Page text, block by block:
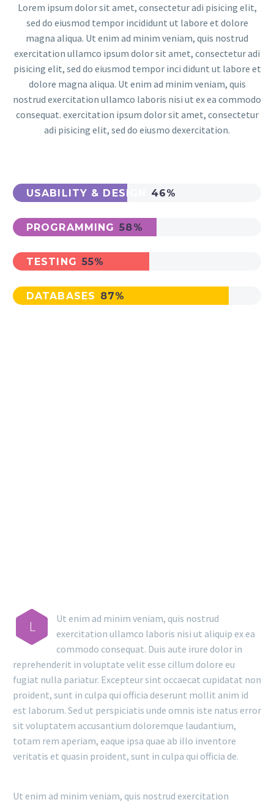
Lorem ipsum dolor sit amet, consectetur adi pisicing elit,
sed do eiusmod tempor incididunt ut labore et dolore
magna aliqua. Ut enim ad minim veniam, quis nostrud
exercitation ullamco ipsum dolor sit amet, consectetur adi
pisicing elit, sed do eiusmod tempor inci didunt ut labore et
dolore magna aliqua. Ut enim ad minim veniam, quis
nostrud exercitation ullamco laboris nisi ut ex ea commodo
consequat. exercitation ipsum dolor sit amet, consectetur
adi pisicing elit, sed do eiusmo dexercitation.
USABILITY & DESIGN 46%
PROGRAMMING 58%
TESTING 55%
DATABASES 87%
L
Ut enim ad minim veniam, quis nostrud
exercitation ullamco laboris nisi ut aliquip ex ea
commodo consequat. Duis aute irure dolor in
reprehenderit in voluptate velit esse cillum dolore eu
fugiat nulla pariatur. Excepteur sint occaecat cupidatat non
proident, sunt in culpa qui officia deserunt mollit anim id
est laborum. Sed ut perspiciatis unde omnis iste natus error
sit voluptatem accusantium doloremque laudantium,
totam rem aperiam, eaque ipsa quae ab illo inventore
veritatis et quasin proident, sunt in culpa qui officia de.
Ut enim ad minim veniam, quis nostrud exercitation